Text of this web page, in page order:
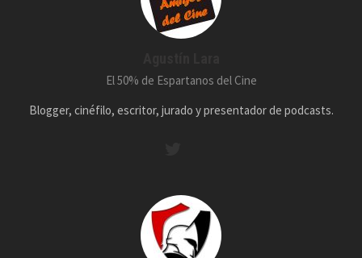
El 50% de Espartanos del Cine
Blogger, cinéfilo, escritor, jurado y presentador de podcasts.